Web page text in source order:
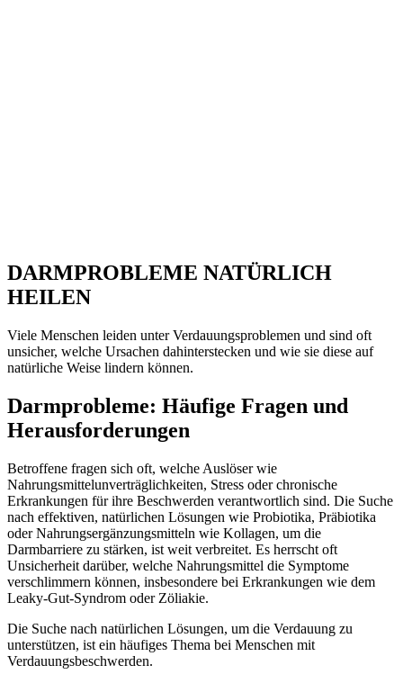
DARMPROBLEME NATÜRLICH
HEILEN
Viele Menschen leiden unter Verdauungsproblemen und sind oft
unsicher, welche Ursachen dahinterstecken und wie sie diese auf
natürliche Weise lindern können.
Darmprobleme: Häufige Fragen und
Herausforderungen
Betroffene fragen sich oft, welche Auslöser wie
Nahrungsmittelunverträglichkeiten, Stress oder chronische
Erkrankungen für ihre Beschwerden verantwortlich sind. Die Suche
nach effektiven, natürlichen Lösungen wie Probiotika, Präbiotika
oder Nahrungsergänzungsmitteln wie Kollagen, um die
Darmbarriere zu stärken, ist weit verbreitet. Es herrscht oft
Unsicherheit darüber, welche Nahrungsmittel die Symptome
verschlimmern können, insbesondere bei Erkrankungen wie dem
Leaky-Gut-Syndrom oder Zöliakie.
Die Suche nach natürlichen Lösungen, um die Verdauung zu
unterstützen, ist ein häufiges Thema bei Menschen mit
Verdauungsbeschwerden.